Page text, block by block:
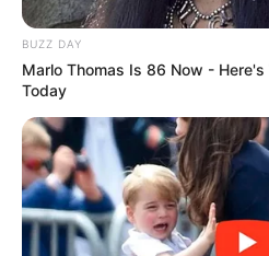
BUZZ DAY
Marlo Thomas Is 86 Now -
Today